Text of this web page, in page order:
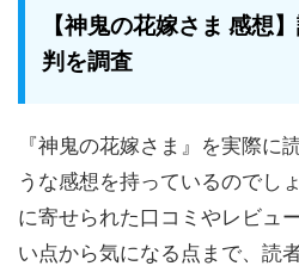
【神鬼の花嫁さま 感想
判を調査
『神鬼の花嫁さま』を実際に
うな感想を持っているのでし
に寄せられた口コミやレビュ
い点から気になる点まで、読